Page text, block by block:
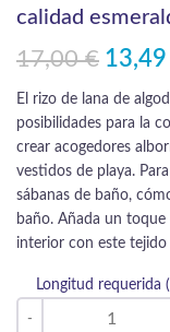
calidad
17,00€
El precio original era:
13,49
El precio actual es:
El rizo de lana de
posibilidades para la
crear acogedores
vestidos de playa.
sábanas de baño,
baño. Añada un
interior con este tejido
Longitud requerida